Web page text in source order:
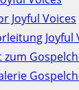
Joyful Voices
Joyful